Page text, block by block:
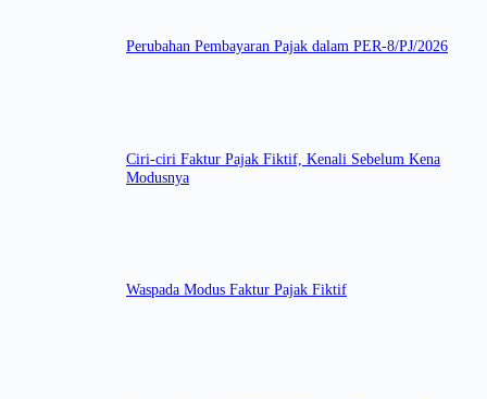
Perubahan Pembayaran Pajak dalam PER-8/PJ/2026
Ciri-ciri Faktur Pajak Fiktif, Kenali Sebelum Kena
Modusnya
Waspada Modus Faktur Pajak Fiktif